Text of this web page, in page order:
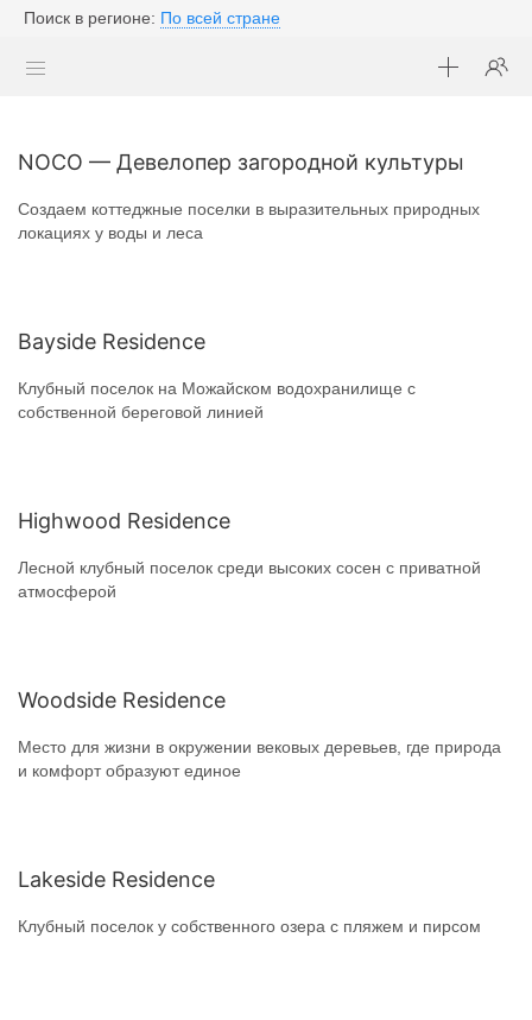
Поиск в регионе: По всей стране
NOCO — Девелопер загородной культуры
Создаем коттеджные поселки в выразительных природных
локациях у воды и леса
Bayside Residence
Клубный поселок на Можайском водохранилище с
собственной береговой линией
Highwood Residence
Лесной клубный поселок среди высоких сосен с приватной
атмосферой
Woodside Residence
Место для жизни в окружении вековых деревьев, где природа
и комфорт образуют единое
Lakeside Residence
Клубный поселок у собственного озера с пляжем и пирсом